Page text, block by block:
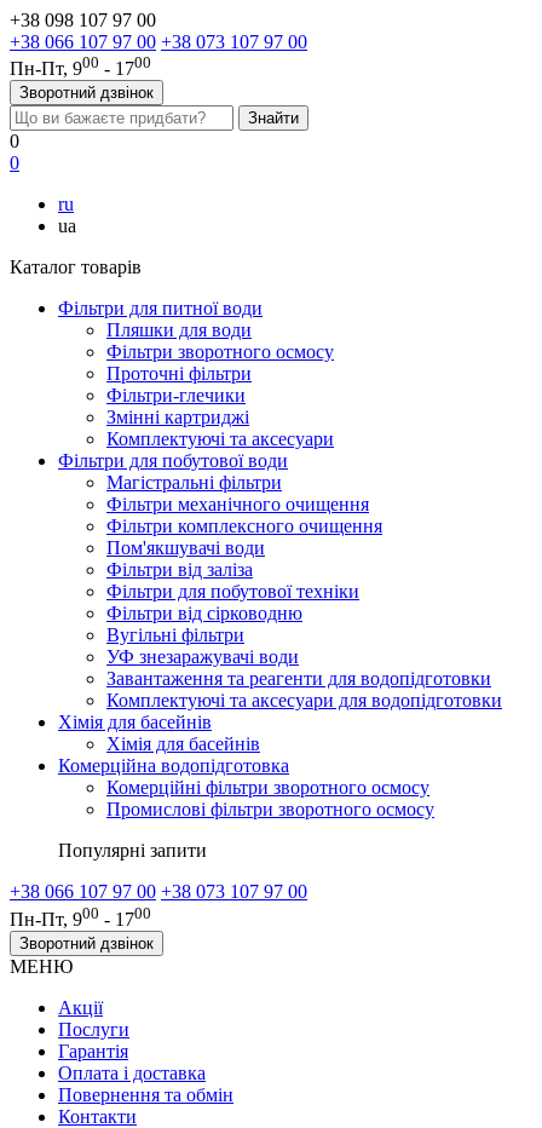
+38 098 107 97 00
+38 066 107 97 00 +38 073 107 97 00
Пн-Пт, 900 - 1700
Зворотний дзвінок
0
0
ru
ua
Каталог товарів
Фільтри для питної води
Пляшки для води
Фільтри зворотного осмосу
Проточні фільтри
Фільтри-глечики
Змінні картриджі
Комплектуючі та аксесуари
Фільтри для побутової води
Магістральні фільтри
Фільтри механічного очищення
Фільтри комплексного очищення
Пом'якшувачі води
Фільтри від заліза
Фільтри для побутової техніки
Фільтри від сірководню
Вугільні фільтри
УФ знезаражувачі води
Завантаження та реагенти для водопідготовки
Комплектуючі та аксесуари для водопідготовки
Хімія для басейнів
Хімія для басейнів
Комерційна водопідготовка
Комерційні фільтри зворотного осмосу
Промислові фільтри зворотного осмосу
Популярні запити
+38 066 107 97 00 +38 073 107 97 00
Пн-Пт, 900 - 1700
Зворотний дзвінок
МЕНЮ
Акції
Послуги
Гарантія
Оплата і доставка
Повернення та обмін
Контакти